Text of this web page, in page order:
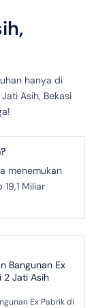
hanya di
Asih, Bekasi
menemukan
Miliar
Bangunan Ex
2 Jati Asih
Ex Pabrik di